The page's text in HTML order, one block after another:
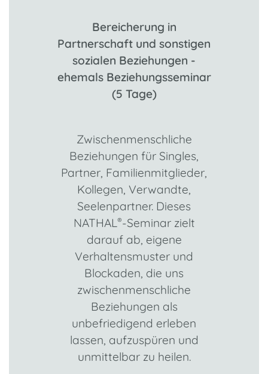
Bereicherung in
Partnerschaft und sonstigen
sozialen Beziehungen -
ehemals Beziehungsseminar
(5 Tage)
Zwischenmenschliche
Beziehungen für Singles,
Partner, Familienmitglieder,
Kollegen, Verwandte,
Seelenpartner. Dieses
NATHAL ®-Seminar zielt
darauf ab, eigene
Verhaltensmuster und
Blockaden, die uns
zwischenmenschliche
Beziehungen als
unbefriedigend erleben
lassen, aufzuspüren und
unmittelbar zu heilen.